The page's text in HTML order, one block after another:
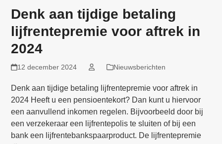
Denk aan tijdige betaling
lijfrentepremie voor aftrek in
2024
12 december 2024 Nieuwsberichten
Denk aan tijdige betaling lijfrentepremie voor aftrek in
2024 Heeft u een pensioentekort? Dan kunt u hiervoor
een aanvullend inkomen regelen. Bijvoorbeeld door bij
een verzekeraar een lijfrentepolis te sluiten of bij een
bank een lijfrentebankspaarproduct. De lijfrentepremie